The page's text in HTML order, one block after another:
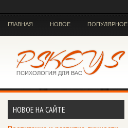
ГЛАВНАЯ НОВОЕ ПОПУЛЯРНОЕ
НОВОЕ НА САЙТЕ